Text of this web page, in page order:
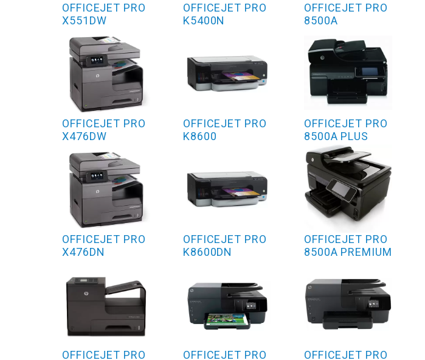
OFFICEJET PRO
X551DW
OFFICEJET PRO
X476DW
OFFICEJET PRO
X476DN
OFFICEJET PRO
OFFICEJET PRO
K5400N
OFFICEJET PRO
K8600
OFFICEJET PRO
K8600DN
OFFICEJET PRO
OFFICEJET PRO
8500A
OFFICEJET PRO
8500A PLUS
OFFICEJET PRO
8500A PREMIUM
OFFICEJET PRO